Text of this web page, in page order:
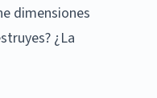
dimensiones
¿La